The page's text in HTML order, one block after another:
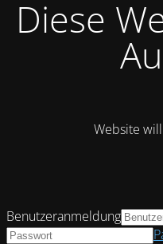
Diese
Website
Benutzeranmeldung